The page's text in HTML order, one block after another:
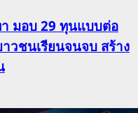
มอบ 29 ทุนแบบต่อ
วชนเรียนจนจบ สร้าง